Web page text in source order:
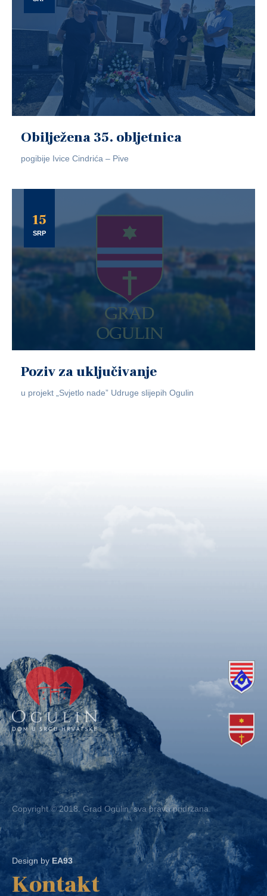
Obilježena 35. obljetnica
pogibije Ivice Cindrića – Pive
15
SRP
Poziv za uključivanje
u projekt „Svjetlo nade” Udruge slijepih Ogulin
Copyright © 2018. Grad Ogulin, sva prava pridržana.
Design byEA93
Kontakt